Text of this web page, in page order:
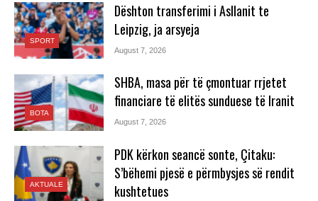
SPORT
Dështon transferimi i Asllanit te
Leipzig, ja arsyeja
August 7, 2026
BOTA
SHBA, masa për të çmontuar rrjetet
financiare të elitës sunduese të Iranit
August 7, 2026
AKTUALE
PDK kërkon seancë sonte, Çitaku:
S’bëhemi pjesë e përmbysjes së rendit
kushtetues